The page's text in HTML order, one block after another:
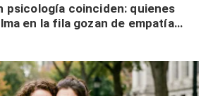
psicología coinciden: quienes
en la fila gozan de empatía
y no solo tienen autocontrol